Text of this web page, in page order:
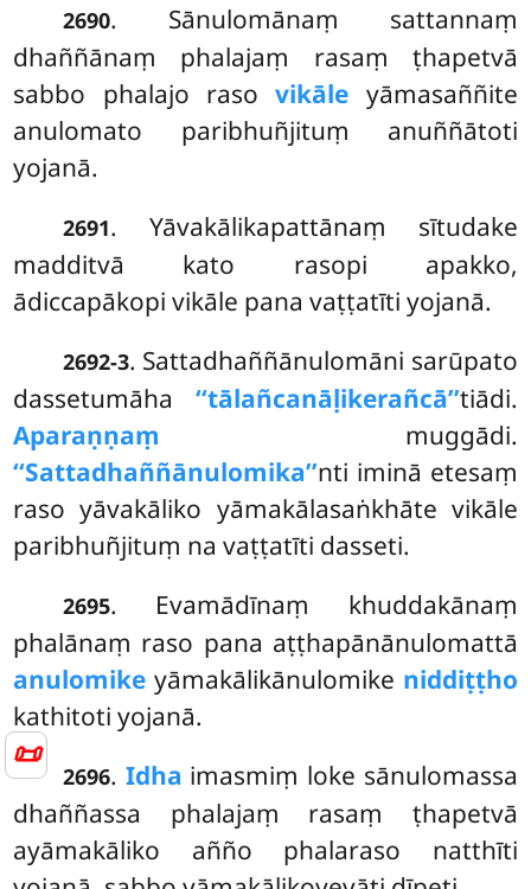
📜
2690. Sānulomānaṃ sattannaṃ
dhaññānaṃ phalajaṃ rasaṃ ṭhapetvā
sabbo phalajo rasovikāle yāmasaññite
anulomato paribhuñjituṃ anuññātoti
yojanā.
2691. Yāvakālikapattānaṃ sītudake
madditvā kato rasopi apakko,
ādiccapākopi vikāle pana vaṭṭatīti yojanā.
2692-3. Sattadhaññānulomāni sarūpato
dassetumāha ‘‘tālañcanāḷikerañcā’’tiādi.
Aparaṇṇaṃ muggādi.
‘‘Sattadhaññānulomika’’nti iminā etesaṃ
raso yāvakāliko yāmakālasaṅkhāte vikāle
paribhuñjituṃ na vaṭṭatīti dasseti.
2695. Evamādīnaṃ khuddakānaṃ
phalānaṃ raso pana aṭṭhapānānulomattā
anulomike yāmakālikānulomike niddiṭṭho
kathitoti yojanā.
2696. Idha imasmiṃ loke sānulomassa
dhaññassa phalajaṃ rasaṃ ṭhapetvā
ayāmakāliko añño phalaraso natthīti